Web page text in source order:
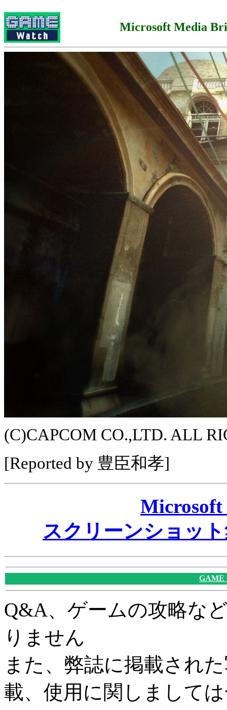
Microsoft Media
(C)CAPCOM CO.,LTD. ALL
[Reported by 豊臣和孝]
スクリーンショッ
GAME
Q&A、ゲームの攻略な
りません
また、弊誌に掲載され
載、使用に関しまして